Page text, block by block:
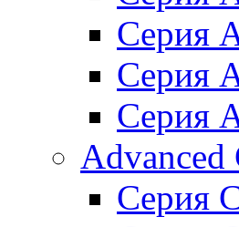
Серия
Серия
Серия
Advanced
Серия